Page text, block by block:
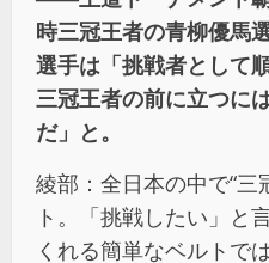
時三冠王者の青柳優馬
選手は「挑戦者として
三冠王者の前に立つに
だ」と。
綾部：全日本の中で“三
ト。「挑戦したい」と
くれる簡単なベルトでは